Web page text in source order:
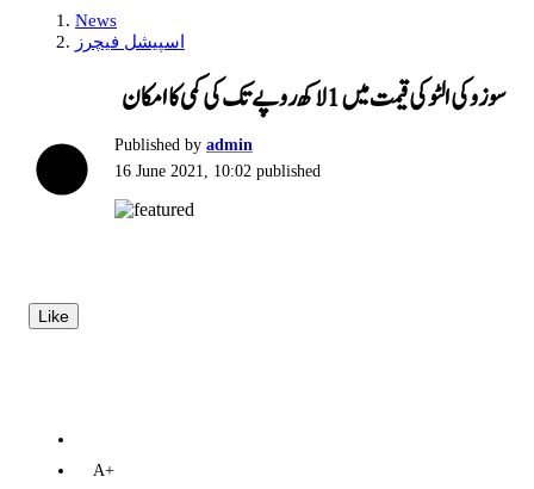
News
اسپیشل فیچرز
سوزوکی الٹوکی قیمت میں1لاکھ روپےتک کی کمی کاامکان
Published by admin
16 June 2021, 10:02 published
Like
A+